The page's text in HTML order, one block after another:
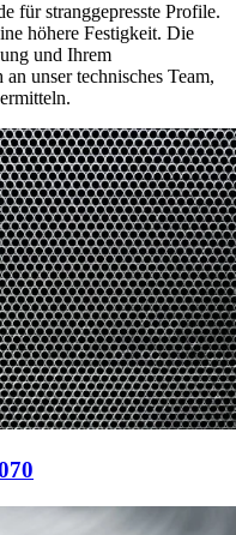
für stranggepresste Profile.
höhere Festigkeit. Die
und Ihrem
unser technisches Team,